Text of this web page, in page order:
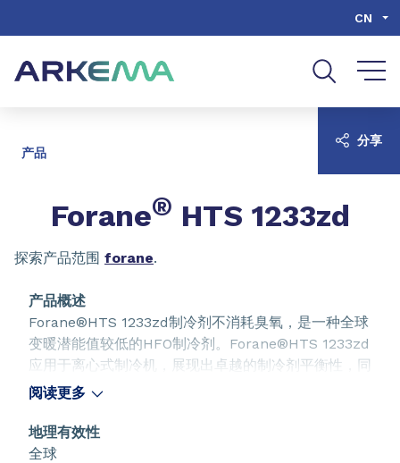
CN
产品
Forane® HTS 1233zd
探索产品范围 forane.
产品概述
Forane®HTS 1233zd制冷剂不消耗臭氧，是一种全球
变暖潜能值较低的HFO制冷剂。Forane®HTS 1233zd
应用于离心式制冷机，展现出卓越的制冷剂平衡性，同
时兼有制冷效率高、对环境影响小和不可燃的优点。
标准。
阅读更多
地理有效性
全球
分享